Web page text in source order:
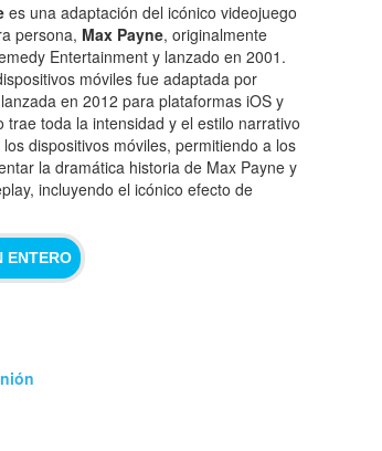
es una adaptación del icónico videojuego
persona, Max Payne, originalmente
Entertainment y lanzado en 2001.
móviles fue adaptada por
en 2012 para plataformas iOS y
trae toda la intensidad y el estilo narrativo
dispositivos móviles, permitiendo a los
la dramática historia de Max Payne y
incluyendo el icónico efecto de
ENTERO